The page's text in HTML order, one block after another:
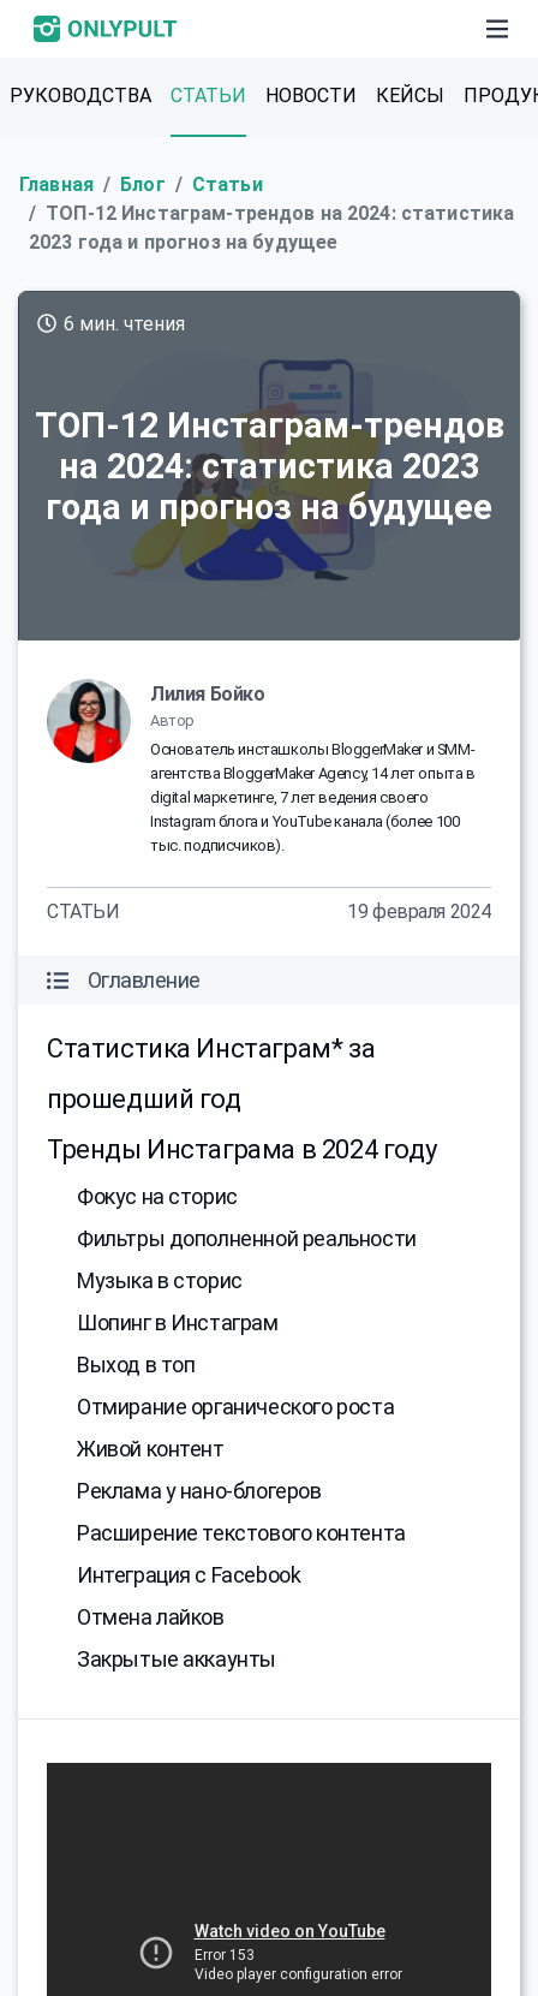
РУКОВОДСТВА СТАТЬИ НОВОСТИ КЕЙСЫ
Главная Блог
Статьи
ТОП-12 Инстаграм-трендов на 2024: статистика
2023 года и прогноз на будущее
ТОП-12 Инстаграм-трендов
на 2024: статистика 2023
года и прогноз на будущее
6 мин. чтения
Лилия Бойко
Автор
Основатель инсташколы BloggerMaker и SMM-
агентства BloggerMaker Agency, 14 лет опыта в
digital маркетинге, 7 лет ведения своего
Instagram блога и YouTube канала (более 100
тыс. подписчиков).
СТАТЬИ 19 февраля 2024
Оглавление
Статистика Инстаграм* за
прошедший год
Тренды Инстаграма в 2024 году
Фокус на сторис
Фильтры дополненной реальности
Музыка в сторис
Шопинг в Инстаграм
Выход в топ
Отмирание органического роста
Живой контент
Реклама у нано-блогеров
Расширение текстового контента
Интеграция с Facebook
Отмена лайков
Закрытые аккаунты